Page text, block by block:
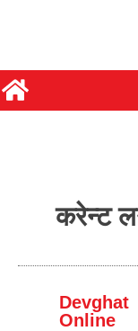
करेन्ट
Devghat
Online